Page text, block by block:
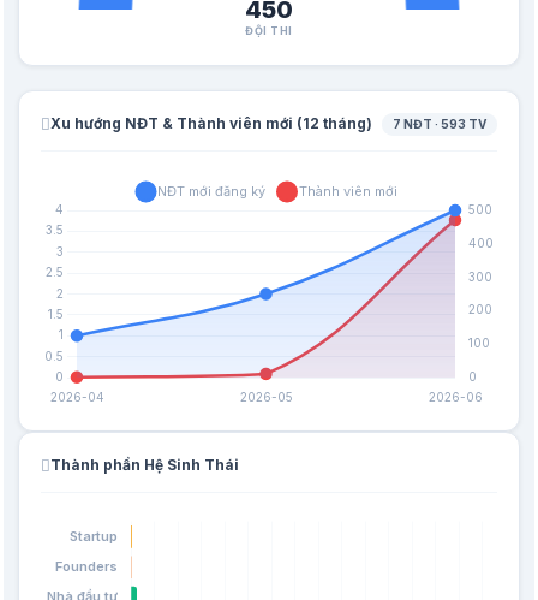
450
ĐỘI THI
Xu hướng NĐT & Thành viên mới (12 tháng) 7 NĐT · 593 TV
Thành phần Hệ Sinh Thái